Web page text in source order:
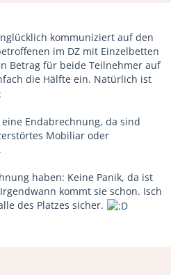
kommuniziert auf den
im DZ mit Einzelbetten
Betrag für beide Teilnehmer auf
die Hälfte ein. Natürlich ist
Endabrechnung, da sind
Mobiliar oder
haben: Keine Panik, da ist
kommt sie schon. Isch
des Platzes sicher.